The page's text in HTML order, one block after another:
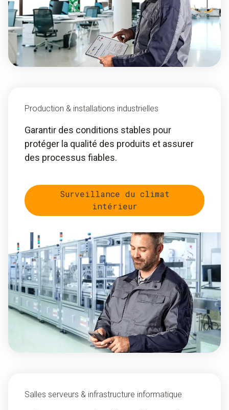
Production & installations industrielles
Garantir des conditions stables pour
protéger la qualité des produits et assurer
des processus fiables.
Surveillance du climat
intérieur
Salles serveurs & infrastructure informatique